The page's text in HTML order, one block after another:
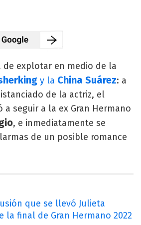
de explotar en medio de la
y la China Suárez: a
de la actriz, el
a seguir a la ex Gran Hermano
, e inmediatamente se
de un posible romance
que se llevó Julieta
la final de Gran Hermano 2022